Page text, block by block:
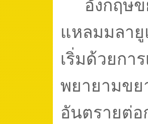
แหลมมลา
เริ่มด้วยกา
พยายามขย
อันตรายต่